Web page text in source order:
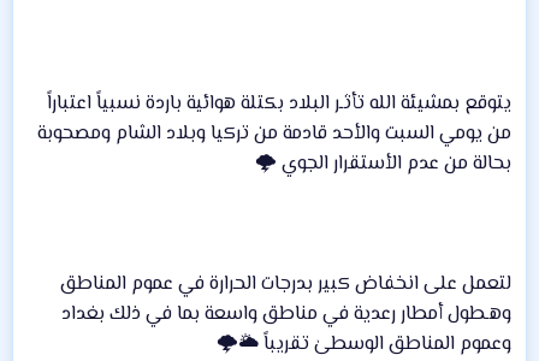
يتوقع بمشيئة الله تأثـر البلاد بكتلة هوائية باردة نسبياً اعتباراً
من يومي السبت والأحد قادمة من تركيا وبلاد الشام ومصحوبة
بحالة من عدم الأستقرار الجوي 🌩
لتعمل على انخفاض كبير بدرجات الحرارة في عموم المناطق
وهـطول أمطار رعدية في مناطق واسعة بما في ذلك بغداد
وعموم المناطق الوسطىٰ تقريباً 🌥🌩